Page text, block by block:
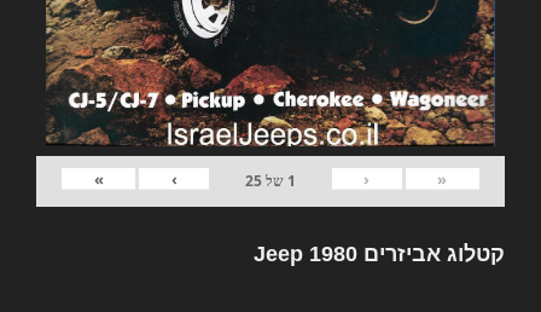
«
‹
1 של25
›
»
קטלוג אביזרים Jeep 1980